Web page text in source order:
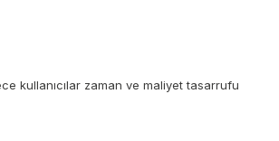
kullanıcılar zaman ve maliyet tasarrufu